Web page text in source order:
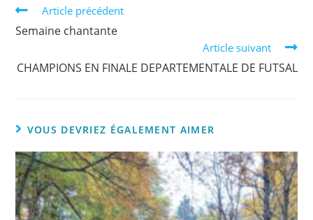
Article précédent
Semaine chantante
Article suivant
CHAMPIONS EN FINALE DEPARTEMENTALE DE FUTSAL
VOUS DEVRIEZ ÉGALEMENT AIMER